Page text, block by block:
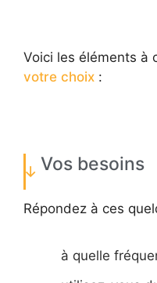
Voici les éléments à
votre choix :
Vos besoins
Répondez à ces
à quelle